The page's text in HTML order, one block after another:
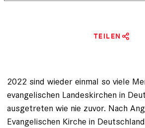
TEILEN
2022 sind wieder einmal so viele
evangelischen Landeskirchen in
ausgetreten wie nie zuvor. Nach
Evangelischen Kirche in